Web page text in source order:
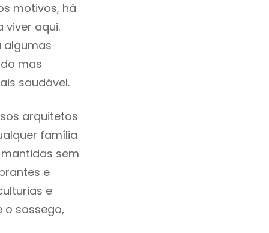
motivos, há
aqui.
algumas
mas
saudável.
arquitetos
família
sem
e
e
o sossego,